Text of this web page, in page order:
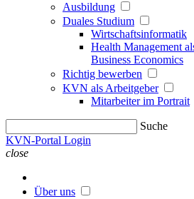
Ausbildung
Duales Studium
Wirtschaftsinformatik
Health Management
Business Economics
Richtig bewerben
KVN als Arbeitgeber
Mitarbeiter im Portrait
Suche
KVN-Portal Login
close
Über uns